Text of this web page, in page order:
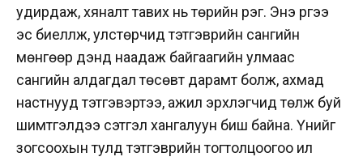
удирдаж, хяналт тавих нь төрийн үүрэг. Энэ үүргээ
эс биелүүлж, улстөрчид тэтгэврийн сангийн
мөнгөөр дэндүү наадаж байгаагийн улмаас
сангийн алдагдал төсөвт дарамт болж, ахмад
настнууд тэтгэвэртээ, ажил эрхлэгчид төлж буй
шимтгэлдээ сэтгэл хангалуун биш байна. Үүнийг
зогсоохын тулд тэтгэврийн тогтолцоогоо илүү